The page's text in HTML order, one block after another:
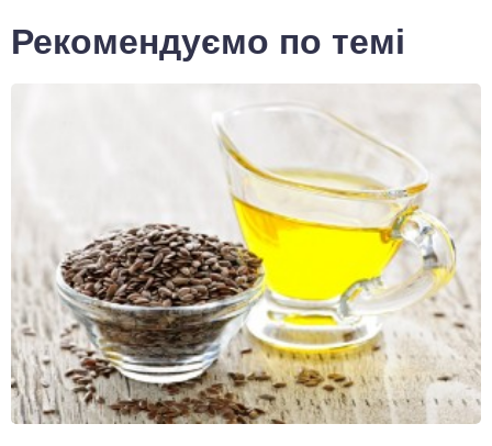
Рекомендуємо по темі